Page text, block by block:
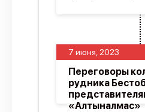
7 июня, 2023
Переговоры
рудника
«Алтыналмас»